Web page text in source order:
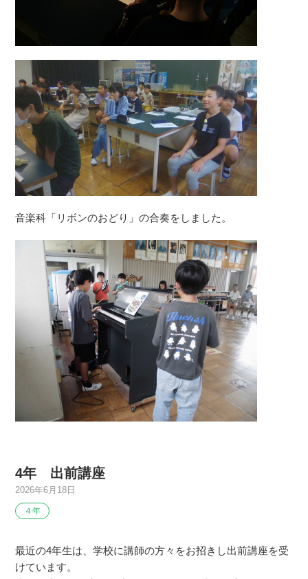
音楽科「リボンのおどり」の合奏をしました。
4年 出前講座
2026年6月18日
４年
最近の4年生は、学校に講師の方々をお招きし出前講座を受
けています。